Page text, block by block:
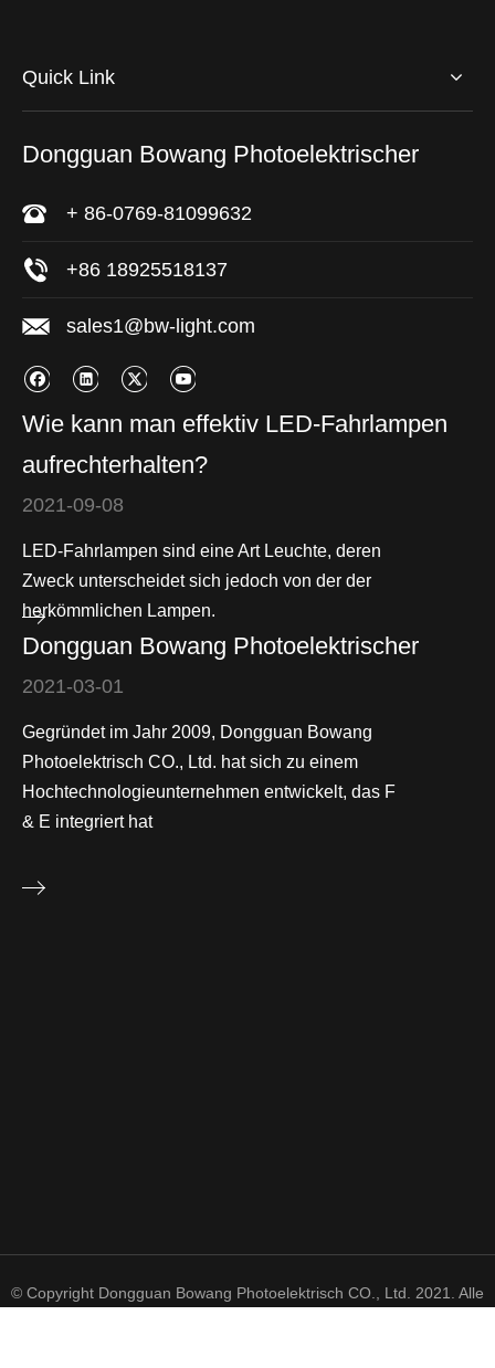
Quick Link
Dongguan Bowang Photoelektrischer
+ 86-0769-81099632
+86 18925518137
sales1@bw-light.com
Wie kann man effektiv LED-Fahrlampen
aufrechterhalten?
2021-09-08
LED-Fahrlampen sind eine Art Leuchte, deren
Zweck unterscheidet sich jedoch von der der
herkömmlichen Lampen.
Dongguan Bowang Photoelektrischer
2021-03-01
Gegründet im Jahr 2009, Dongguan Bowang
Photoelektrisch CO., Ltd. hat sich zu einem
Hochtechnologieunternehmen entwickelt, das F
& E integriert hat
© Copyright Dongguan Bowang Photoelektrisch CO., Ltd. 2021. Alle